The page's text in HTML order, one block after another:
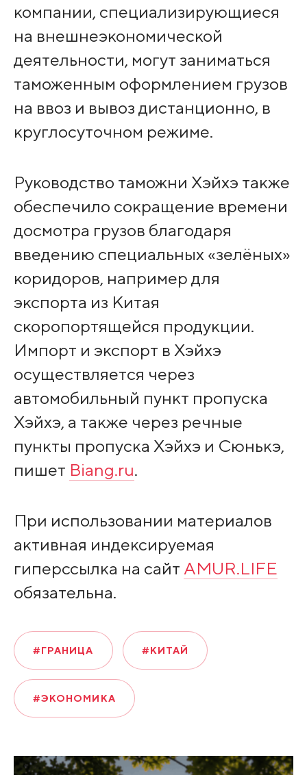
компании, специализирующиеся
на внешнеэкономической
деятельности, могут заниматься
таможенным оформлением грузов
на ввоз и вывоз дистанционно, в
круглосуточном режиме.
Руководство таможни Хэйхэ также
обеспечило сокращение времени
досмотра грузов благодаря
введению специальных «зелёных»
коридоров, например для
экспорта из Китая
скоропортящейся продукции.
Импорт и экспорт в Хэйхэ
осуществляется через
автомобильный пункт пропуска
Хэйхэ, а также через речные
пункты пропуска Хэйхэ и Сюнькэ,
пишет Biang.ru.
При использовании материалов
активная индексируемая
гиперссылка на сайт AMUR.LIFE
обязательна.
#ГРАНИЦА #КИТАЙ
#ЭКОНОМИКА